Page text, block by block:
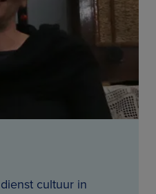
cultuur in